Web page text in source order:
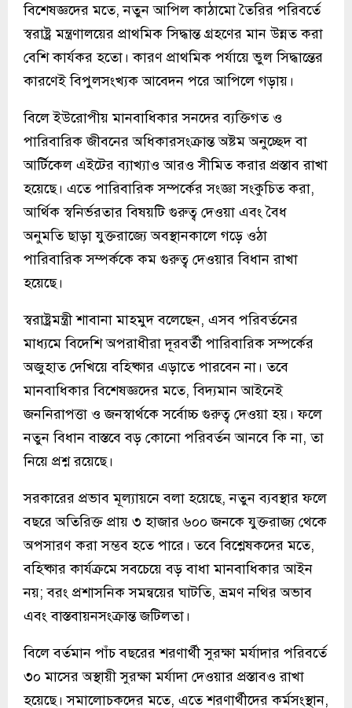
বিশেষজ্ঞদের মতে, নতুন আপিল কাঠামো তৈরির পরিবর্তে
স্বরাষ্ট্র মন্ত্রণালয়ের প্রাথমিক সিদ্ধান্ত গ্রহণের মান উন্নত করা
বেশি কার্যকর হতো। কারণ প্রাথমিক পর্যায়ে ভুল সিদ্ধান্তের
কারণেই বিপুলসংখ্যক আবেদন পরে আপিলে গড়ায়।
বিলে ইউরোপীয় মানবাধিকার সনদের ব্যক্তিগত ও
পারিবারিক জীবনের অধিকারসংক্রান্ত অষ্টম অনুচ্ছেদ বা
আর্টিকেল এইটের ব্যাখ্যাও আরও সীমিত করার প্রস্তাব রাখা
হয়েছে। এতে পারিবারিক সম্পর্কের সংজ্ঞা সংকুচিত করা,
আর্থিক স্বনির্ভরতার বিষয়টি গুরুত্ব দেওয়া এবং বৈধ
অনুমতি ছাড়া যুক্তরাজ্যে অবস্থানকালে গড়ে ওঠা
পারিবারিক সম্পর্ককে কম গুরুত্ব দেওয়ার বিধান রাখা
হয়েছে।
স্বরাষ্ট্রমন্ত্রী শাবানা মাহমুদ বলেছেন, এসব পরিবর্তনের
মাধ্যমে বিদেশি অপরাধীরা দূরবর্তী পারিবারিক সম্পর্কের
অজুহাত দেখিয়ে বহিষ্কার এড়াতে পারবেন না। তবে
মানবাধিকার বিশেষজ্ঞদের মতে, বিদ্যমান আইনেই
জননিরাপত্তা ও জনস্বার্থকে সর্বোচ্চ গুরুত্ব দেওয়া হয়। ফলে
নতুন বিধান বাস্তবে বড় কোনো পরিবর্তন আনবে কি না, তা
নিয়ে প্রশ্ন রয়েছে।
সরকারের প্রভাব মূল্যায়নে বলা হয়েছে, নতুন ব্যবস্থার ফলে
বছরে অতিরিক্ত প্রায় ৩ হাজার ৬০০ জনকে যুক্তরাজ্য থেকে
অপসারণ করা সম্ভব হতে পারে। তবে বিশ্লেষকদের মতে,
বহিষ্কার কার্যক্রমে সবচেয়ে বড় বাধা মানবাধিকার আইন
নয়; বরং প্রশাসনিক সমন্বয়ের ঘাটতি, ভ্রমণ নথির অভাব
এবং বাস্তবায়নসংক্রান্ত জটিলতা।
বিলে বর্তমান পাঁচ বছরের শরণার্থী সুরক্ষা মর্যাদার পরিবর্তে
৩০ মাসের অস্থায়ী সুরক্ষা মর্যাদা দেওয়ার প্রস্তাবও রাখা
হয়েছে। সমালোচকদের মতে, এতে শরণার্থীদের কর্মসংস্থান,